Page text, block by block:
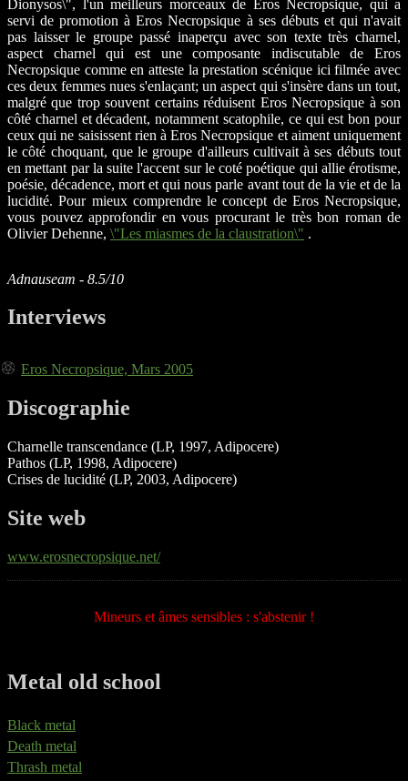
Dionysos\", l'un meilleurs morceaux de Eros Necropsique, qui a
servi de promotion à Eros Necropsique à ses débuts et qui n'avait
pas laisser le groupe passé inaperçu avec son texte très charnel,
aspect charnel qui est une composante indiscutable de Eros
Necropsique comme en atteste la prestation scénique ici filmée avec
ces deux femmes nues s'enlaçant; un aspect qui s'insère dans un tout,
malgré que trop souvent certains réduisent Eros Necropsique à son
côté charnel et décadent, notamment scatophile, ce qui est bon pour
ceux qui ne saisissent rien à Eros Necropsique et aiment uniquement
le côté choquant, que le groupe d'ailleurs cultivait à ses débuts tout
en mettant par la suite l'accent sur le coté poétique qui allie érotisme,
poésie, décadence, mort et qui nous parle avant tout de la vie et de la
lucidité. Pour mieux comprendre le concept de Eros Necropsique,
vous pouvez approfondir en vous procurant le très bon roman de
Olivier Dehenne, \"Les miasmes de la claustration\" .
Adnauseam - 8.5/10
Interviews
Eros Necropsique, Mars 2005
Discographie
Charnelle transcendance (LP, 1997, Adipocere)
Pathos (LP, 1998, Adipocere)
Crises de lucidité (LP, 2003, Adipocere)
Site web
www.erosnecropsique.net/
Mineurs et âmes sensibles : s'abstenir !
Metal old school
Black metal
Death metal
Thrash metal